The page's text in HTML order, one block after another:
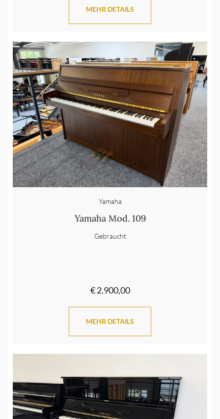
MEHR DETAILS
Yamaha
Yamaha Mod. 109
Gebraucht
€ 2.900,00
MEHR DETAILS